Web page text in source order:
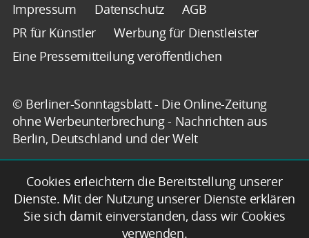
Impressum
Datenschutz
AGB
PR für Künstler
Werbung für Dienstleister
Eine Pressemitteilung veröffentlichen
© Berliner-Sonntagsblatt - Die Online-Zeitung
ohne Werbeunterbrechung - Nachrichten aus
Berlin, Deutschland und der Welt
Cookies erleichtern die Bereitstellung unserer
Dienste. Mit der Nutzung unserer Dienste erklären
Sie sich damit einverstanden, dass wir Cookies
verwenden.